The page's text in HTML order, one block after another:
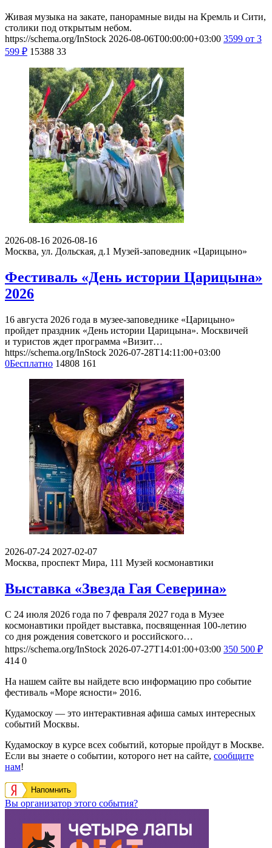
Живая музыка на закате, панорамные виды на Кремль и Сити,
столики под открытым небом.
https://schema.org/InStock 2026-08-06T00:00:00+03:00 3599 от 3
599 ₽ 15388 33
2026-08-16 2026-08-16
Москва, ул. Дольская, д.1 Музей-заповедник «Царицыно»
Фестиваль «День истории Царицына»
2026
16 августа 2026 года в музее-заповеднике «Царицыно»
пройдет праздник «День истории Царицына». Москвичей
и туристов ждет программа «Визит…
https://schema.org/InStock 2026-07-28T14:11:00+03:00
0Бесплатно 14808 161
2026-07-24 2027-02-07
Москва, проспект Мира, 111 Музей космонавтики
Выставка «Звезда Гая Северина»
С 24 июля 2026 года по 7 февраля 2027 года в Музее
космонавтики пройдет выставка, посвященная 100-летию
со дня рождения советского и российского…
https://schema.org/InStock 2026-07-27T14:01:00+03:00 350 500 ₽
414 0
На нашем сайте вы найдете всю информацию про событие
фестиваль «Море ясности» 2016.
Кудамоскоу — это интерактивная афиша самых интересных
событий Москвы.
Кудамоскоу в курсе всех событий, которые пройдут в Москве.
Если вы знаете о событии, которого нет на сайте, сообщите
нам!
Напомнить
Вы организатор этого события?